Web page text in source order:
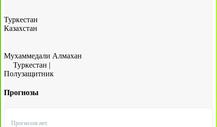
Туркестан
Казахстан
Мухаммедали Алмахан
Туркестан |
Полузащитник
Прогнозы
Прогнозов нет.